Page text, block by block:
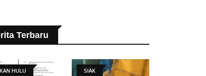
Terbaru
HULU SIAK